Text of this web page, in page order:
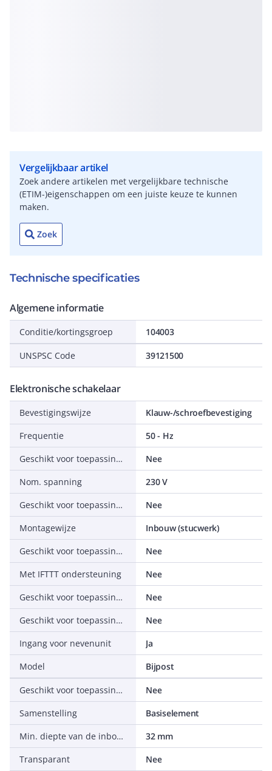
Vergelijkbaar artikel
Zoek andere artikelen met vergelijkbare technische
(ETIM-)eigenschappen om een juiste keuze te kunnen
maken.
Zoek
Technische specificaties
Algemene informatie
Conditie/kortingsgroep 104003
UNSPSC Code 39121500
Elektronische schakelaar
Bevestigingswijze
Klauw-/schroefbevestiging
Frequentie
50 - Hz
Geschikt voor toepassing met aanwezigheidsmelder
Nee
Nom. spanning
230 V
Geschikt voor toepassing met drukker
Nee
Montagewijze
Inbouw (stucwerk)
Geschikt voor toepassing met IR-drukker
Nee
Met IFTTT ondersteuning
Nee
Geschikt voor toepassing met RF-drukker
Nee
Geschikt voor toepassing met tijdschakelaar/timer
Nee
Ingang voor nevenunit
Ja
Model
Bijpost
Geschikt voor toepassing met bewegingsmelder
Nee
Samenstelling
Basiselement
Min. diepte van de inbouwdoos
32 mm
Transparant
Nee